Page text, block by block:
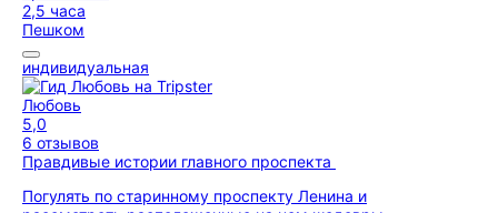
2,5 часа
Пешком
индивидуальная
Любовь
5,0
6 отзывов
Правдивые истории главного проспекта
Погулять по старинному проспекту Ленина и